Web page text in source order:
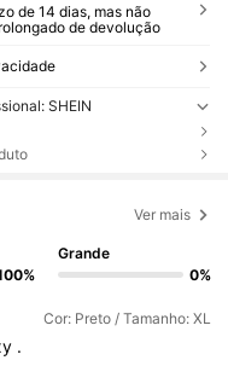
de 14 dias, mas não
de devolução
SHEIN
Ver mais
Grande
0%
Cor: Preto / Tamanho: XL
.